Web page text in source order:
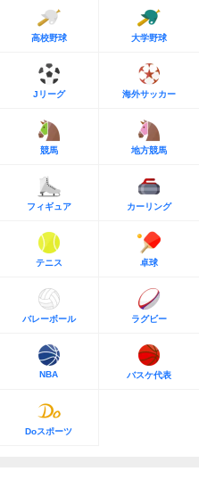
高校野球 大学野球
Jリーグ 海外サッカー
競馬 地方競馬
フィギュア カーリング
テニス 卓球
バレーボール ラグビー
NBA バスケ代表
Doスポーツ